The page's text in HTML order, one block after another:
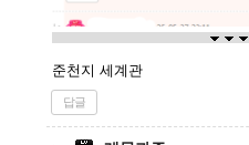
준천지 세계관
답글